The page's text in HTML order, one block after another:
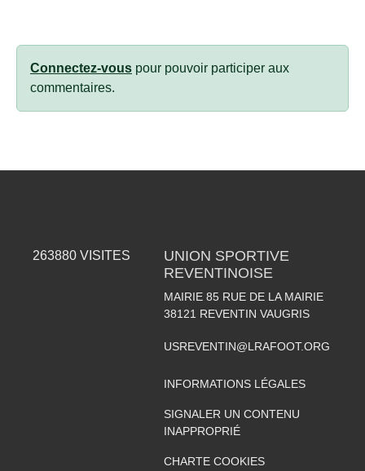
Connectez-vous pour pouvoir participer aux
commentaires.
263880 VISITES
UNION SPORTIVE
REVENTINOISE
MAIRIE 85 RUE DE LA MAIRIE
38121 REVENTIN VAUGRIS
USREVENTIN@LRAFOOT.ORG
INFORMATIONS LÉGALES
SIGNALER UN CONTENU
INAPPROPRIÉ
CHARTE COOKIES